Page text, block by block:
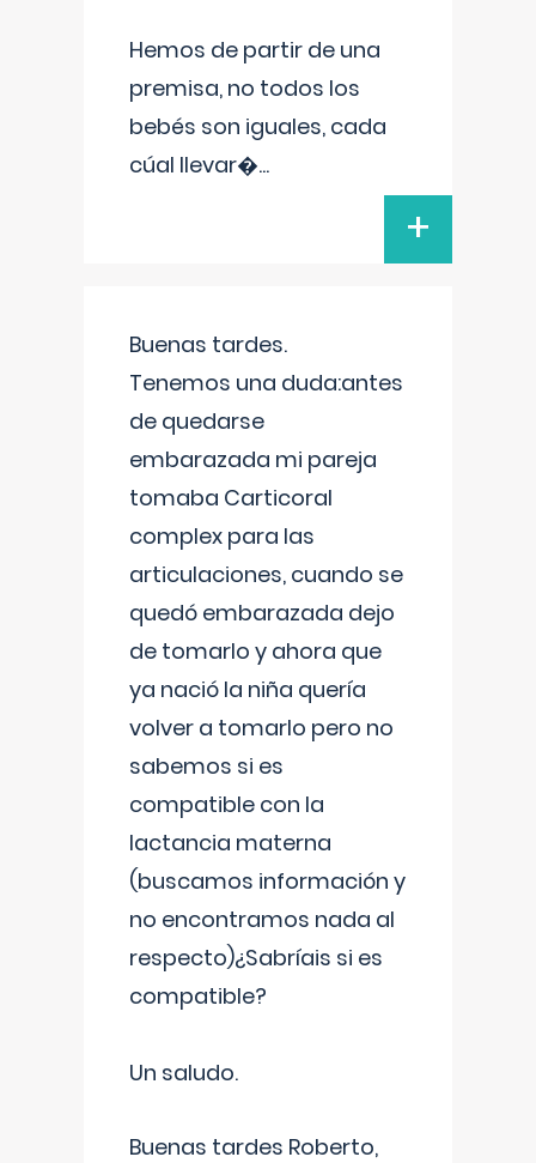
Hemos de partir de una
premisa, no todos los
bebés son iguales, cada
cúal llevar�...
+
Buenas tardes.
Tenemos una duda:antes
de quedarse
embarazada mi pareja
tomaba Carticoral
complex para las
articulaciones, cuando se
quedó embarazada dejo
de tomarlo y ahora que
ya nació la niña quería
volver a tomarlo pero no
sabemos si es
compatible con la
lactancia materna
(buscamos información y
no encontramos nada al
respecto)¿Sabríais si es
compatible?
Un saludo.
Buenas tardes Roberto,